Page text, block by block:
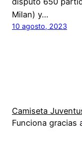
Milan) y…
10 agosto, 2023
Camiseta
Funciona gracias